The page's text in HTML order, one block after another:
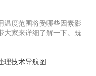
温度范围将受哪些因素影
大家来详细了解一下。既
很厉害的，但具体能够承
度也会受到很多因素的限
铸件的
理技术导航图